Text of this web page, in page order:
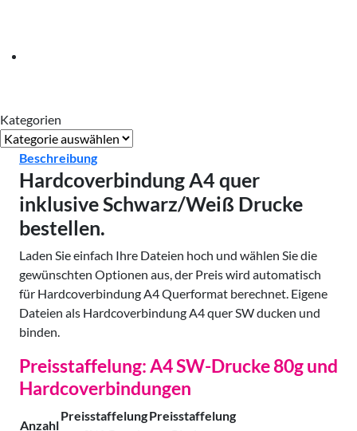
Kategorien
Kategorien
Beschreibung
Hardcoverbindung A4 quer
inklusive Schwarz/Weiß Drucke
bestellen.
Laden Sie einfach Ihre Dateien hoch und wählen Sie die
gewünschten Optionen aus, der Preis wird automatisch
für Hardcoverbindung A4 Querformat berechnet. Eigene
Dateien als Hardcoverbindung A4 quer SW ducken und
binden.
Preisstaffelung: A4 SW-Drucke 80g und
Hardcoverbindungen
Anzahl
PreisstaffelungPreisstaffelung